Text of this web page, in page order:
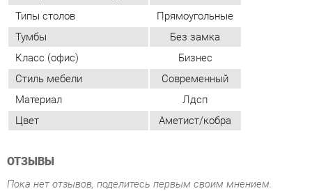
Материал
Лдсп
Цвет
Аметист/кобра
ОТЗЫВЫ
Пока нет отзывов, поделитесь первым своим мнением.
ДОБАВИТЬ ОТЗЫВ